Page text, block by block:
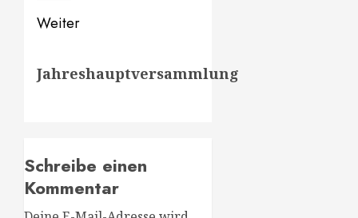
Weiter
Beitrag:
Jahreshauptversammlung
Schreibe einen
Kommentar